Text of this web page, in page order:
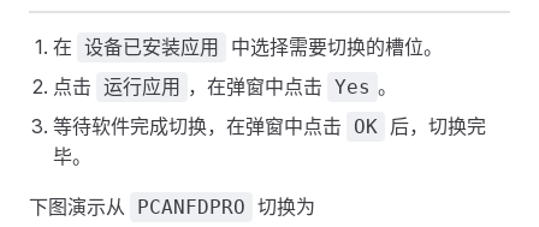
在 设备已安装应用
中选择需要切换的槽位。
点击 运行应用 ，在弹窗中点击 Yes 。
等待软件完成切换，在弹窗中点击
OK
后，切换完
毕。
下图演示从 PCANFDPRO 切换为